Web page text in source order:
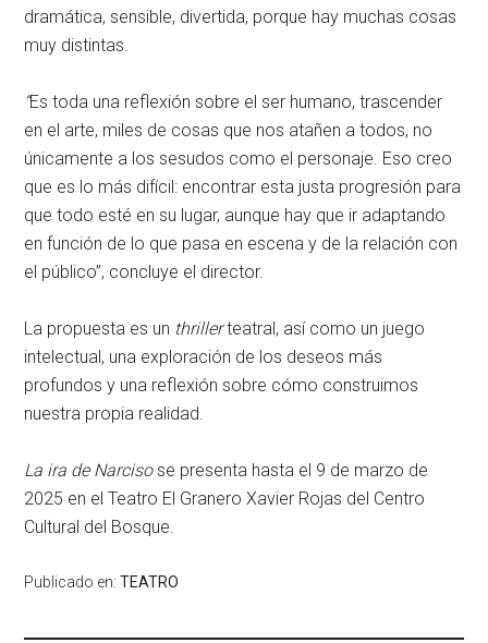
dramática, sensible, divertida, porque hay muchas cosas
muy distintas.
“Es toda una reflexión sobre el ser humano, trascender
en el arte, miles de cosas que nos atañen a todos, no
únicamente a los sesudos como el personaje. Eso creo
que es lo más difícil: encontrar esta justa progresión para
que todo esté en su lugar, aunque hay que ir adaptando
en función de lo que pasa en escena y de la relación con
el público”, concluye el director.
La propuesta es un thrillerteatral, así como un juego
intelectual, una exploración de los deseos más
profundos y una reflexión sobre cómo construimos
nuestra propia realidad.
La ira de Narcisose presenta hasta el 9 de marzo de
2025 en el Teatro El Granero Xavier Rojas del Centro
Cultural del Bosque.
Publicado en:TEATRO